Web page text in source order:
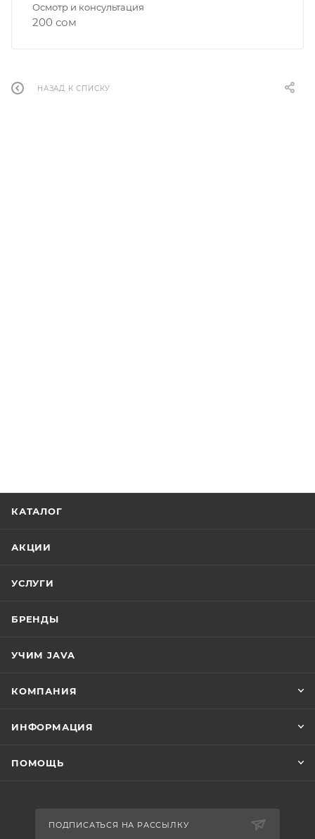
Осмотр и консультация
200 сом
НАЗАД К СПИСКУ
КАТАЛОГ
АКЦИИ
УСЛУГИ
БРЕНДЫ
УЧИМ JAVA
КОМПАНИЯ
ИНФОРМАЦИЯ
ПОМОЩЬ
ПОДПИСАТЬСЯ НА РАССЫЛКУ